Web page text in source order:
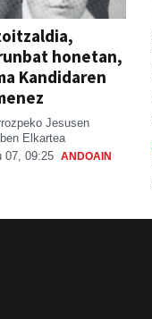
honetan,
Kandidaren
Jesusen
Elkartea
07, 09:25 ANDOAIN